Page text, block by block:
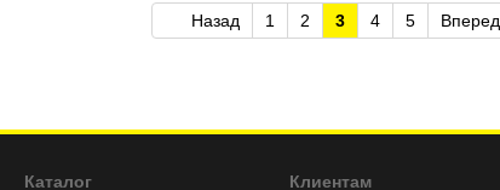
Назад 1 2 3 4 5 Вперед
Каталог Клиентам